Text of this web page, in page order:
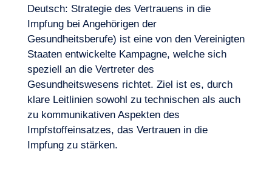
Deutsch: Strategie des Vertrauens in die
Impfung bei Angehörigen der
Gesundheitsberufe) ist eine von den Vereinigten
Staaten entwickelte Kampagne, welche sich
speziell an die Vertreter des
Gesundheitswesens richtet. Ziel ist es, durch
klare Leitlinien sowohl zu technischen als auch
zu kommunikativen Aspekten des
Impfstoffeinsatzes, das Vertrauen in die
Impfung zu stärken.